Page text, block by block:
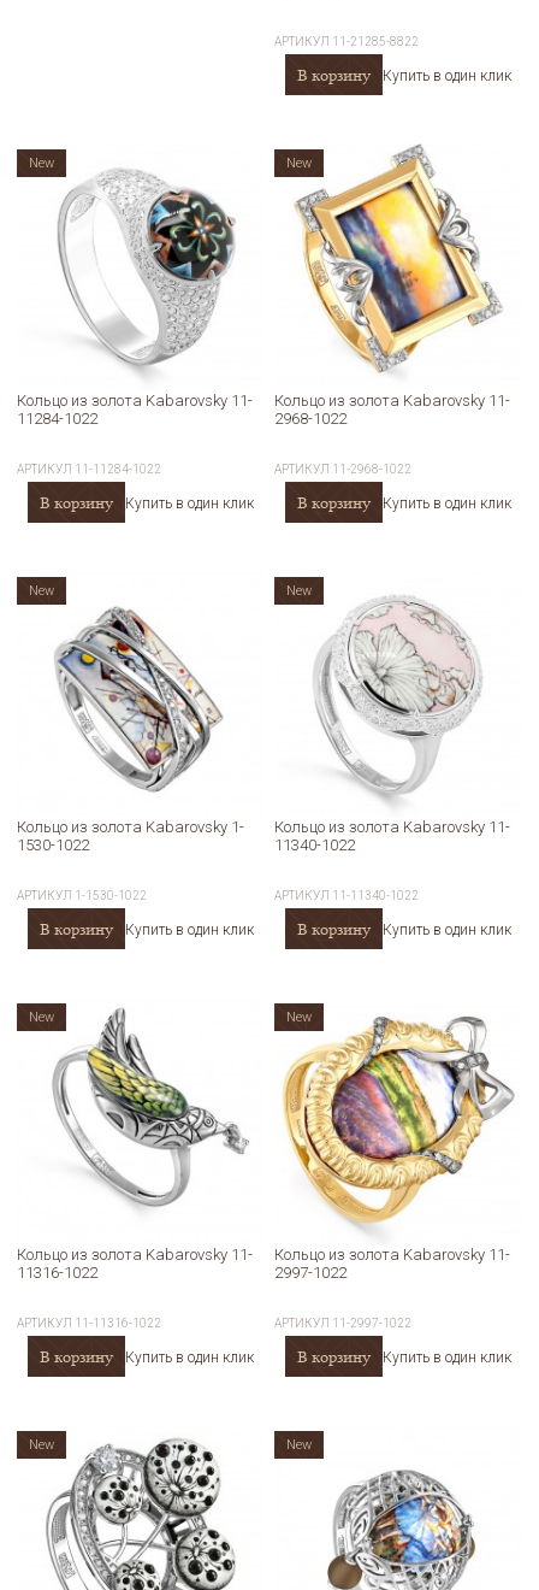
АРТИКУЛ 11-21285-8822
В корзину Купить в один клик
Кольцо из золота Kabarovsky 11-
11284-1022
АРТИКУЛ 11-11284-1022
В корзину Купить в один клик
New
Кольцо из золота Kabarovsky 11-
2968-1022
АРТИКУЛ 11-2968-1022
В корзину Купить в один клик
New
Кольцо из золота Kabarovsky 1-
1530-1022
АРТИКУЛ 1-1530-1022
В корзину Купить в один клик
New
Кольцо из золота Kabarovsky 11-
11340-1022
АРТИКУЛ 11-11340-1022
В корзину Купить в один клик
New
Кольцо из золота Kabarovsky 11-
11316-1022
АРТИКУЛ 11-11316-1022
В корзину Купить в один клик
New
Кольцо из золота Kabarovsky 11-
2997-1022
АРТИКУЛ 11-2997-1022
В корзину Купить в один клик
New
New New